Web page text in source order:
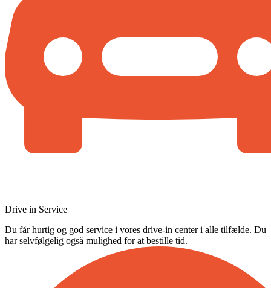
Drive in Service
Du får hurtig og god service i vores drive-in center i alle tilfælde. Du
har selvfølgelig også mulighed for at bestille tid.